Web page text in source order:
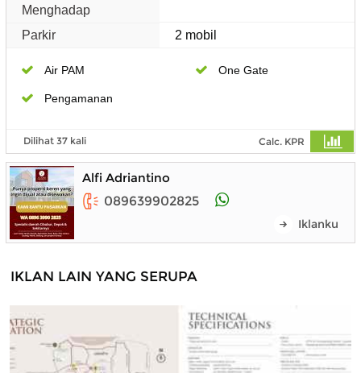
Menghadap
Parkir
2 mobil
Air PAM One Gate
Pengamanan
Dilihat 37 kali Calc. KPR
Alfi Adriantino
089639902825
Iklanku
IKLAN LAIN YANG SERUPA